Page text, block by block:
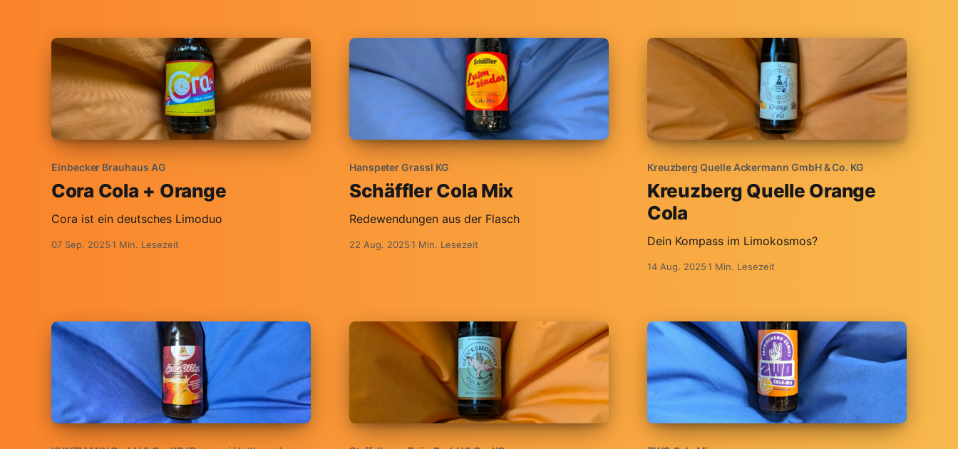
Einbecker Brauhaus AG
Cora Cola + Orange
Cora ist ein deutsches Limoduo
07 Sep. 20251 Min. Lesezeit
Hanspeter Grassl KG
Schäffler Cola Mix
Redewendungen aus der Flasch
22 Aug. 20251 Min. Lesezeit
Kreuzberg Quelle Ackermann GmbH & Co. KG
Kreuzberg Quelle Orange
Cola
Dein Kompass im Limokosmos?
14 Aug. 20251 Min. Lesezeit